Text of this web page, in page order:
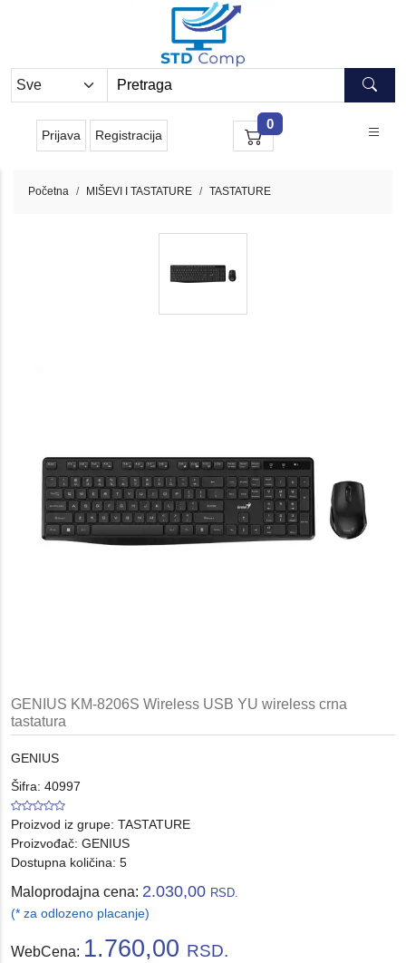
Prijava Registracija
0
Početna MIŠEVI I TASTATURE TASTATURE
GENIUS KM-8206S Wireless USB YU wireless crna
tastatura
GENIUS
Šifra: 40997
Proizvod iz grupe: TASTATURE
Proizvođač: GENIUS
Dostupna količina: 5
Maloprodajna cena: 2.030,00 RSD.
(* za odlozeno placanje)
WebCena: 1.760,00 RSD.